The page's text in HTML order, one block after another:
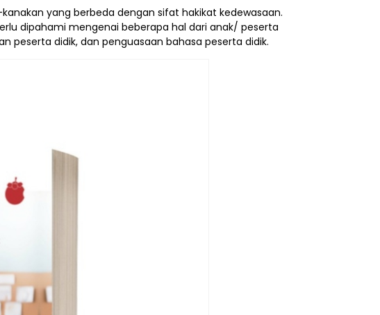
yang berbeda dengan sifat hakikat kedewasaan.
dipahami mengenai beberapa hal dari anak/ peserta
peserta didik, dan penguasaan bahasa peserta didik.